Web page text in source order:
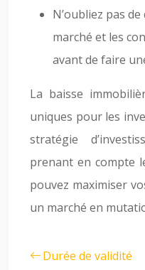
N’oubliez pas
marché et les
avant de faire
La baisse
uniques pour les
stratégie
prenant en compte
pouvez maximiser
un marché en
Durée de validité